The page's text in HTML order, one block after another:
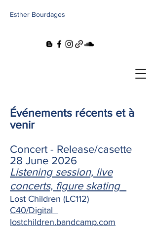
Esther Bourdages
Événements récents et à
venir
Concert - Release/casette
28 June 2026
Listening session, live
concerts, figure skating
Lost Children (LC112)
C40/Digital
lostchildren.bandcamp.com